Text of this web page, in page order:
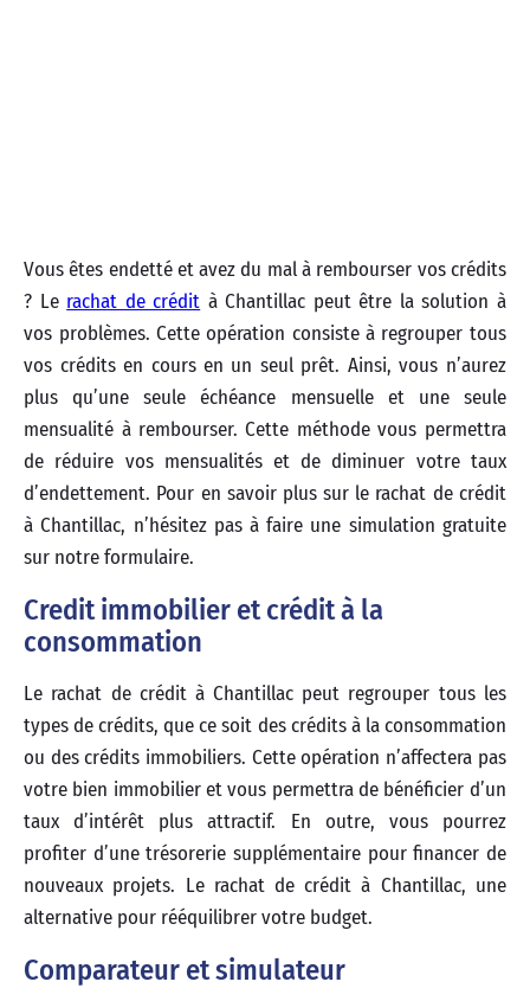
Vous êtes endetté et avez du mal à rembourser vos crédits
? Le rachat de crédit à Chantillac peut être la solution à
vos problèmes. Cette opération consiste à regrouper tous
vos crédits en cours en un seul prêt. Ainsi, vous n’aurez
plus qu’une seule échéance mensuelle et une seule
mensualité à rembourser. Cette méthode vous permettra
de réduire vos mensualités et de diminuer votre taux
d’endettement. Pour en savoir plus sur le rachat de crédit
à Chantillac, n’hésitez pas à faire une simulation gratuite
sur notre formulaire.
Credit immobilier et crédit à la
consommation
Le rachat de crédit à Chantillac peut regrouper tous les
types de crédits, que ce soit des crédits à la consommation
ou des crédits immobiliers. Cette opération n’affectera pas
votre bien immobilier et vous permettra de bénéficier d’un
taux d’intérêt plus attractif. En outre, vous pourrez
profiter d’une trésorerie supplémentaire pour financer de
nouveaux projets. Le rachat de crédit à Chantillac, une
alternative pour rééquilibrer votre budget.
Comparateur et simulateur